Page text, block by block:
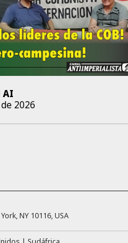
AI
2026
NY 10116, USA